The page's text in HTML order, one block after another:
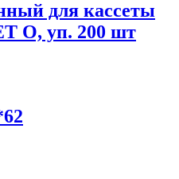
для кассеты
O, уп. 200 шт